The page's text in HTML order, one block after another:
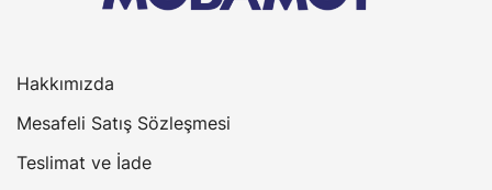
Hakkımızda
Mesafeli Satış Sözleşmesi
Teslimat ve İade